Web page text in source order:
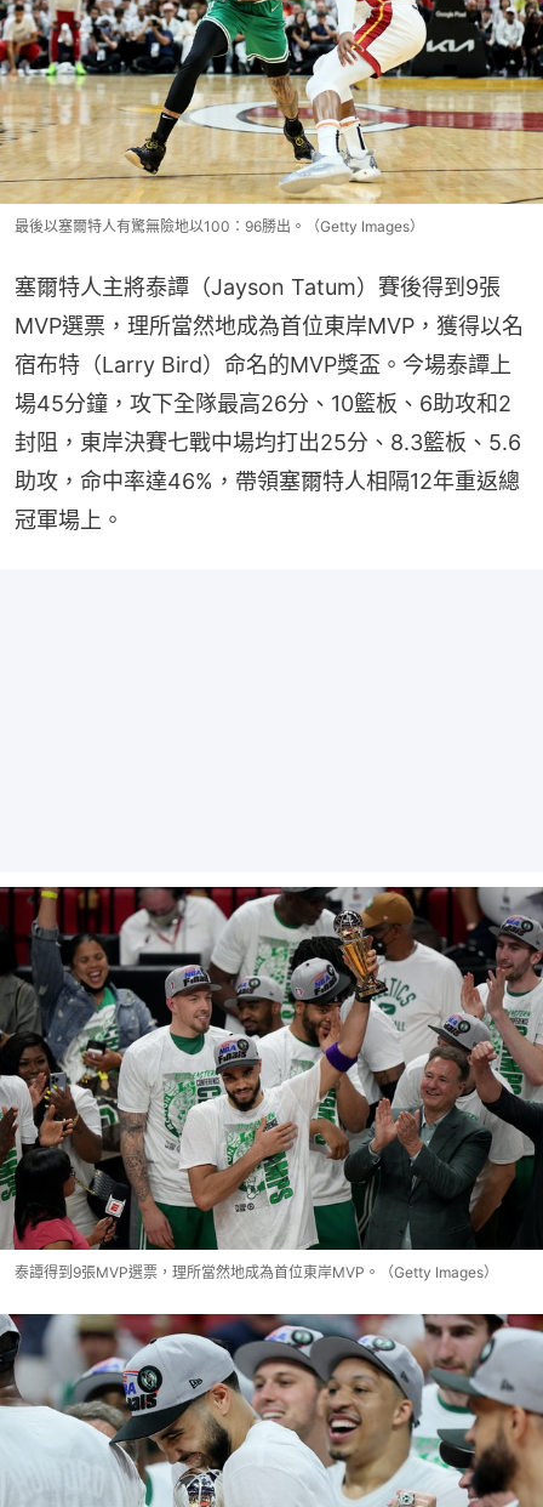
最後以塞爾特人有驚無險地以100：96勝出。（Getty Images）
塞爾特人主將泰譚（Jayson Tatum）賽後得到9張
MVP選票，理所當然地成為首位東岸MVP，獲得以名
宿布特（Larry Bird）命名的MVP獎盃。今場泰譚上
場45分鐘，攻下全隊最高26分、10籃板、6助攻和2
封阻，東岸決賽七戰中場均打出25分、8.3籃板、5.6
助攻，命中率達46%，帶領塞爾特人相隔12年重返總
冠軍場上。
泰譚得到9張MVP選票，理所當然地成為首位東岸MVP。（Getty Images）